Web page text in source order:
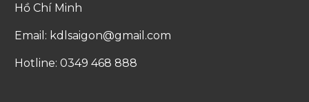
Hồ Chí Minh
Email: kdlsaigon@gmail.com
Hotline: 0349 468 888